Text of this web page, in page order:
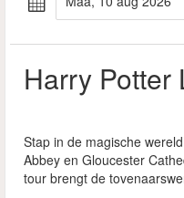
Harry Potter
Stap in de magische
Abbey en Gloucester
tour brengt de